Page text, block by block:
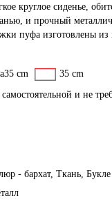
круглое сиденье,
и прочный
пуфа изготовлены из
35 cm 35 cm
самостоятельной и не
- бархат, Ткань, Букле